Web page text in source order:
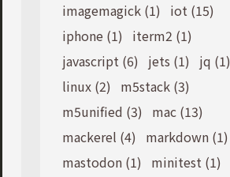
imagemagick (1)
iot (15)
iphone (1)
iterm2 (1)
javascript (6)
jets (1)
jq (1)
linux (2)
m5stack (3)
m5unified (3)
mac (13)
mackerel (4)
markdown (1)
mastodon (1)
minitest (1)